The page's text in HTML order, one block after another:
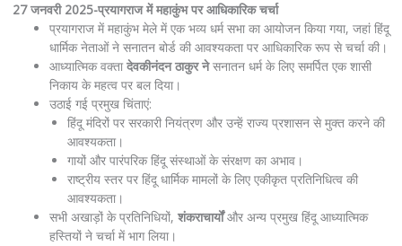
27 जनवरी 2025-प्रयागराज में महाकुंभ पर आधिकारिक चर्चा
प्रयागराज में महाकुंभ मेले में एक भव्य धर्म सभा का आयोजन किया गया, जहां हिंदू
धार्मिक नेताओं ने सनातन बोर्ड की आवश्यकता पर आधिकारिक रूप से चर्चा की।
आध्यात्मिक वक्ता देवकीनंदन ठाकुर नेसनातन धर्म के लिए समर्पित एक शासी
निकाय के महत्व पर बल दिया।
उठाई गई प्रमुख चिंताएं:
हिंदू मंदिरों पर सरकारी नियंत्रण और उन्हें राज्य प्रशासन से मुक्त करने की
आवश्यकता।
गायों और पारंपरिक हिंदू संस्थाओं के संरक्षण का अभाव।
राष्ट्रीय स्तर पर हिंदू धार्मिक मामलों के लिए एकीकृत प्रतिनिधित्व की
आवश्यकता।
सभी अखाड़ों के प्रतिनिधियों, शंकराचार्योंऔर अन्य प्रमुख हिंदू आध्यात्मिक
हस्तियों ने चर्चा में भाग लिया।